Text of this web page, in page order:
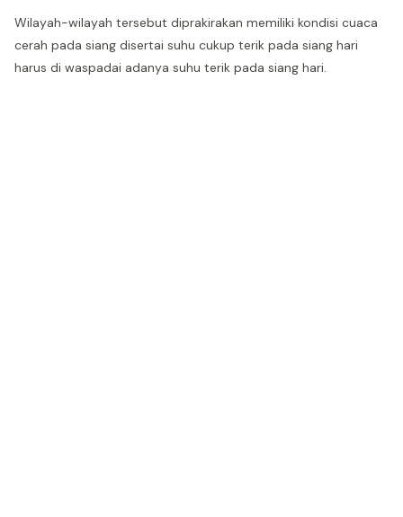
Wilayah-wilayah tersebut diprakirakan memiliki kondisi cuaca
cerah pada siang disertai suhu cukup terik pada siang hari
harus di waspadai adanya suhu terik pada siang hari.